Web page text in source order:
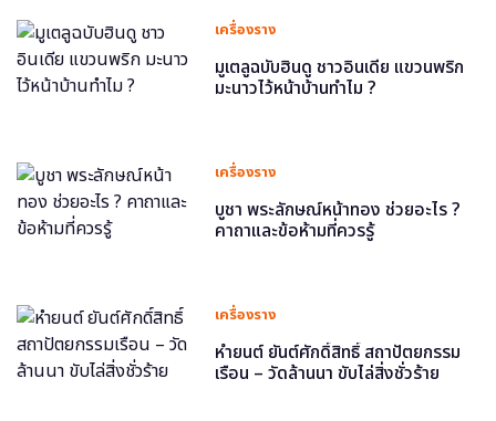
เครื่องราง
มูเตลูฉบับฮินดู ชาวอินเดีย แขวนพริก
มะนาวไว้หน้าบ้านทำไม ?
เครื่องราง
บูชา พระลักษณ์หน้าทอง ช่วยอะไร ?
คาถาและข้อห้ามที่ควรรู้
เครื่องราง
หำยนต์ ยันต์ศักดิ์สิทธิ์ สถาปัตยกรรม
เรือน – วัดล้านนา ขับไล่สิ่งชั่วร้าย